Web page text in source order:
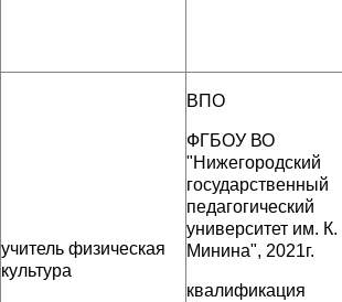
учитель физическая
культура
ВПО
ФГБОУ ВО
"Нижегородский
государственный
педагогический
университет им. К.
Минина", 2021г.
квалификация